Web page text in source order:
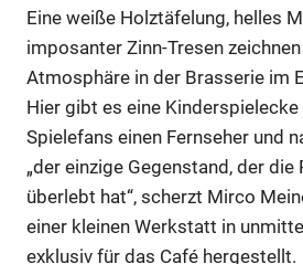
Anzeige
Eine weiße Holztäfelung, helles
imposanter Zinn-Tresen
Atmosphäre in der Brasserie im
Hier gibt es eine
Spielefans einen Fernseher und
„der einzige Gegenstand, der die
überlebt hat“, scherzt Mirco
einer kleinen Werkstatt in
exklusiv für das Café hergestellt.